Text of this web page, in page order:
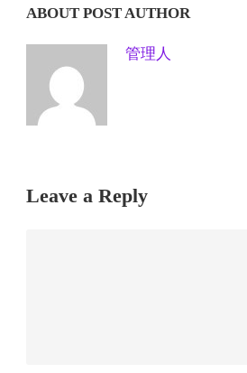
ABOUT POST AUTHOR
管理人
Leave a Reply